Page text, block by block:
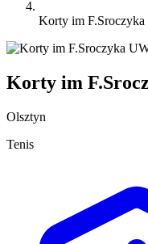
Korty im
Korty im
Olsztyn
Tenis